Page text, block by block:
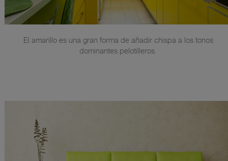
El amarillo es una gran forma de añadir chispa a los tonos
dominantes pelotilleros.